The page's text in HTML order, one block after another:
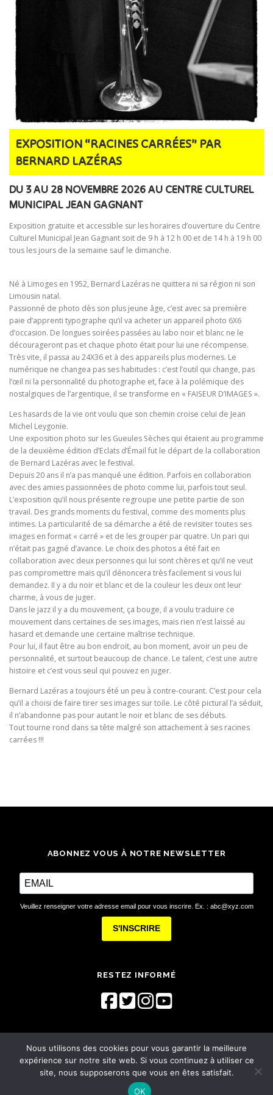
EXPOSITION “RACINES CARRÉES” PAR
BERNARD LAZÉRAS
DU 3 AU 28 NOVEMBRE 2026 AU CENTRE CULTUREL
MUNICIPAL JEAN GAGNANT
Exposition gratuite et accessible sur les horaires d’ouverture du Centre
Culturel Municipal Jean Gagnant soit de 9 h à 12 h 00 et de 14 h à 19 h 00
tous les jours de la semaine sauf le dimanche.
Né à Limoges en 1952, Bernard Lazéras ne quittera ni sa région ni son
Limousin natal.
Passionné de photo dès son plus jeune âge, c’est avec sa première
paie d’apprenti typographe qu’il va acheter un appareil photo 6X6
d’occasion. De longues soirées passées au labo noir et blanc ne le
décourageront pas et chaque photo était pour lui une récompense.
Très vite, il passa au 24X36 et à des appareils plus modernes. Le
numérique ne changea pas ses habitudes : c’est l’outil qui change, pas
l’œil ni la personnalité du photographe et, face à la polémique des
nostalgiques de l’argentique, il se transforme en « FAISEUR D’IMAGES ».
Les hasards de la vie ont voulu que son chemin croise celui de Jean
Michel Leygonie.
Une exposition photo sur les Gueules Sèches qui étaient au programme
de la deuxième édition d’Eclats d’Émail fut le départ de la collaboration
de Bernard Lazéras avec le festival.
Depuis 20 ans il n’a pas manqué une édition. Parfois en collaboration
avec des amies passionnées de photo comme lui, parfois tout seul.
L’exposition qu’il nous présente regroupe une petite partie de son
travail. Des grands moments du festival, comme des moments plus
intimes. La particularité de sa démarche a été de revisiter toutes ses
images en format « carré » et de les grouper par quatre. Un pari qui
n’était pas gagné d’avance. Le choix des photos a été fait en
collaboration avec deux personnes qui lui sont chères et qu’il ne veut
pas compromettre mais qu’il dénoncera très facilement si vous lui
demandez. Il y a du noir et blanc et de la couleur les deux ont leur
charme, à vous de juger.
Dans le jazz il y a du mouvement, ça bouge, il a voulu traduire ce
mouvement dans certaines de ses images, mais rien n’est laissé au
hasard et demande une certaine maîtrise technique.
Pour lui, il faut être au bon endroit, au bon moment, avoir un peu de
personnalité, et surtout beaucoup de chance. Le talent, c’est une autre
histoire et c’est vous seul qui pouvez en juger.
Bernard Lazéras a toujours été un peu à contre-courant. C’est pour cela
qu’il a choisi de faire tirer ses images sur toile. Le côté pictural l’a séduit,
il n’abandonne pas pour autant le noir et blanc de ses débuts.
Tout tourne rond dans sa tête malgré son attachement à ses racines
carrées !!!
ABONNEZ VOUS À NOTRE NEWSLETTER
Veuillez renseigner votre adresse email pour vous inscrire. Ex. : abc@xyz.com
S'INSCRIRE
RESTEZ INFORMÉ
© Festival Éclats d'Émail Jazz Édition 2026 -
Nous utilisons des cookies pour vous garantir la meilleure
expérience sur notre site web. Si vous continuez à utiliser ce
site, nous supposerons que vous en êtes satisfait.
OK